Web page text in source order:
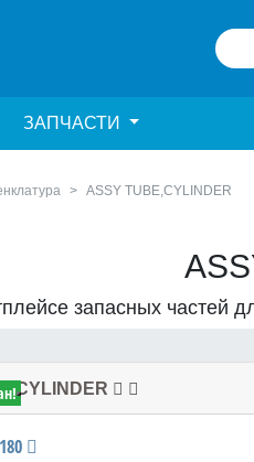
ЗАПЧАСТИ
ASSY TUBE,CYLINDER
запасных частей